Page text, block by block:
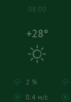
08:00
+28°
2 %
0.4 м/с